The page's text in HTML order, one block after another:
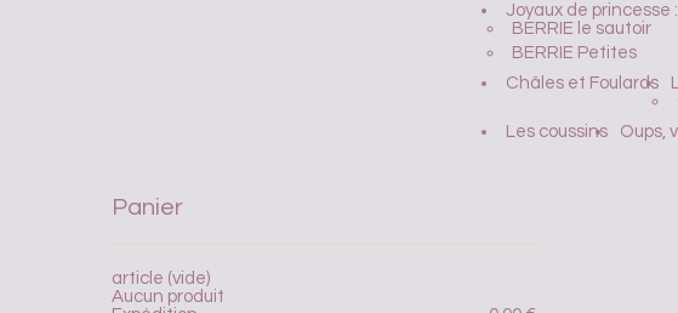
Joyaux de princesse
BERRIE le sautoir
BERRIE Petites
Châles et Foulards
Les coussins
Oups,
Panier
article (vide)
Aucun produit